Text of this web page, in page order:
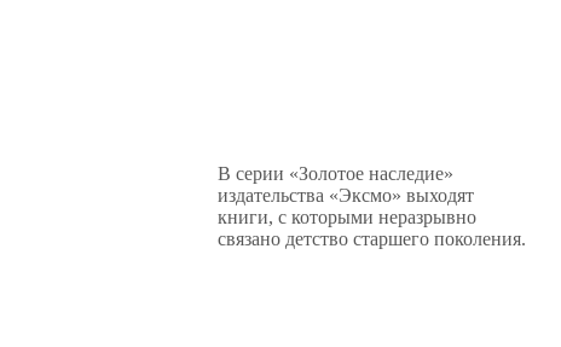
В серии «Золотое наследие»
издательства «Эксмо» выходят
книги, с которыми неразрывно
связано детство старшего поколения.